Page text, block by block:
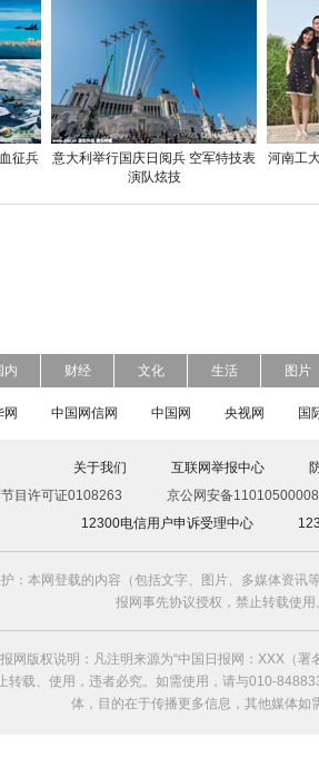
征兵
意大利举行国庆日阅兵 空军特技表
演队炫技
河南工
内 财经 文化 生活 图片
网 中国网信网 中国网 央视网 国
关于我们 互联网举报中心
目许可证0108263
京公网安备
12300电信用户申诉受理中心
护：本网登载的内容（包括文字、图片、多媒体资
报网事先协议授权，禁止转载使
网版权说明：凡注明来源为“中国日报网：XXX（
转载、使用，违者必究。如需使用，请与010-
体，目的在于传播更多信息，其他媒体